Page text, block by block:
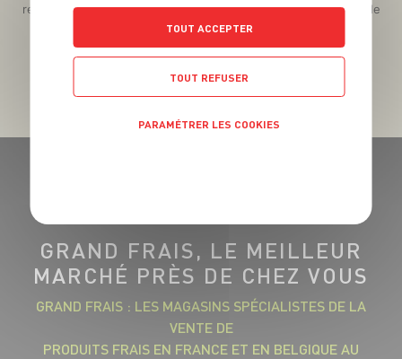
recettes gourmandes, des jeux inédits... le tout dans une seule
app !
GRAND FRAIS, LE MEILLEUR
MARCHÉ PRÈS DE CHEZ VOUS
GRAND FRAIS : LES MAGASINS SPÉCIALISTES DE LA
VENTE DE
PRODUITS FRAIS EN FRANCE ET EN BELGIQUE AU
TOUT ACCEPTER
TOUT REFUSER
PARAMÉTRER LES COOKIES